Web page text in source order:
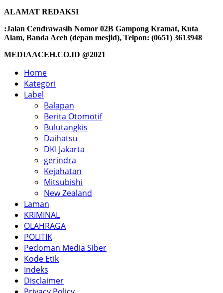
ALAMAT REDAKSI
:Jalan Cendrawasih Nomor 02B Gampong Kramat, Kuta
Alam, Banda Aceh (depan mesjid), Telpon: (0651) 3613948
MEDIAACEH.CO.ID @2021
Home
Kategori
Label
Balapan
Berita Otomotif
Bulutangkis
Daihatsu
DKI Jakarta
gerindra
Kejahatan
Mitsubishi
New Zealand
Laman
KRIMINAL
OLAHRAGA
POLITIK
Pedoman Media Siber
Kode Etik
Indeks
Disclaimer